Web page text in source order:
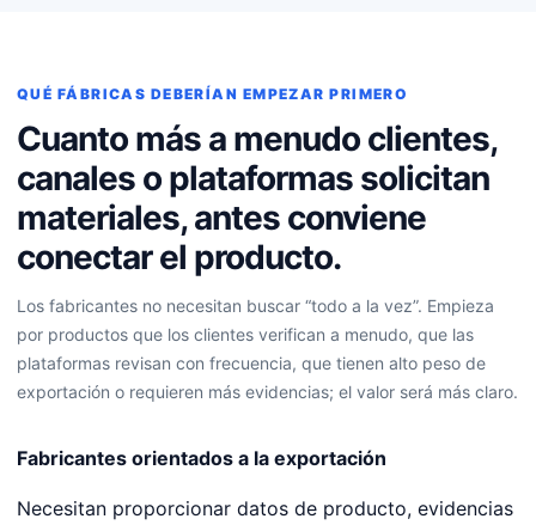
QUÉ FÁBRICAS DEBERÍAN EMPEZAR PRIMERO
Cuanto más a menudo clientes,
canales o plataformas solicitan
materiales, antes conviene
conectar el producto.
Los fabricantes no necesitan buscar “todo a la vez”. Empieza
por productos que los clientes verifican a menudo, que las
plataformas revisan con frecuencia, que tienen alto peso de
exportación o requieren más evidencias; el valor será más claro.
Fabricantes orientados a la exportación
Necesitan proporcionar datos de producto, evidencias